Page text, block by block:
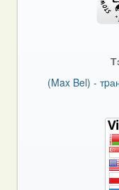
(Max Bel) -